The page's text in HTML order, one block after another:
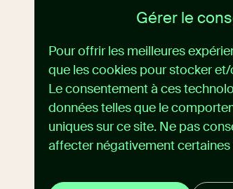
Gérer le
Pour offrir les meilleures
que les cookies pour stocker
Le consentement à ces
données telles que le
uniques sur ce site. Ne pas
affecter négativement